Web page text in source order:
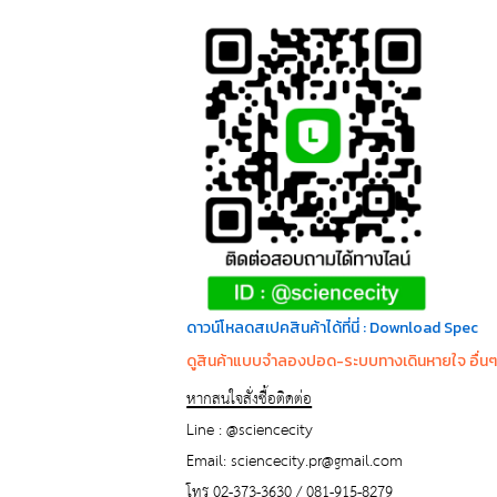
ดาวน์โหลดสเปคสินค้าได้ที่นี่ : Download Spec
ดูสินค้าแบบจำลองปอด-ระบบทางเดินหายใจ อื่น
หากสนใจสั่งซื้อติดต่อ
Line : @sciencecity
Email: sciencecity.pr@gmail.com